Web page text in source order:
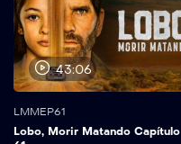
43:06
LMMEP61
Lobo, Morir Matando Capítulo